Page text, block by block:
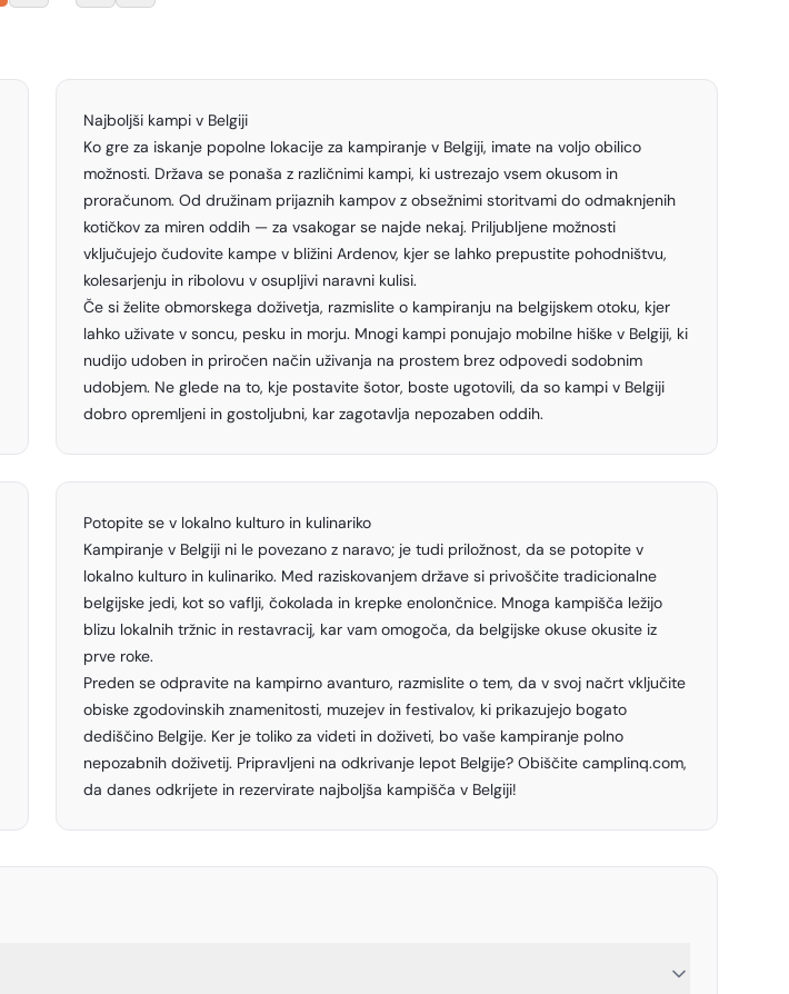
Najboljši kampi v Belgiji
Ko gre za iskanje popolne lokacije za kampiranje v Belgiji, imate na voljo obilico
možnosti. Država se ponaša z različnimi kampi, ki ustrezajo vsem okusom in
proračunom. Od družinam prijaznih kampov z obsežnimi storitvami do odmaknjenih
kotičkov za miren oddih — za vsakogar se najde nekaj. Priljubljene možnosti
vključujejo čudovite kampe v bližini Ardenov, kjer se lahko prepustite pohodništvu,
kolesarjenju in ribolovu v osupljivi naravni kulisi.
Če si želite obmorskega doživetja, razmislite o kampiranju na belgijskem otoku, kjer
lahko uživate v soncu, pesku in morju. Mnogi kampi ponujajo mobilne hiške v Belgiji, ki
nudijo udoben in priročen način uživanja na prostem brez odpovedi sodobnim
udobjem. Ne glede na to, kje postavite šotor, boste ugotovili, da so kampi v Belgiji
dobro opremljeni in gostoljubni, kar zagotavlja nepozaben oddih.
Potopite se v lokalno kulturo in kulinariko
Kampiranje v Belgiji ni le povezano z naravo; je tudi priložnost, da se potopite v
lokalno kulturo in kulinariko. Med raziskovanjem države si privoščite tradicionalne
belgijske jedi, kot so vaflji, čokolada in krepke enolončnice. Mnoga kampišča ležijo
blizu lokalnih tržnic in restavracij, kar vam omogoča, da belgijske okuse okusite iz
prve roke.
Preden se odpravite na kampirno avanturo, razmislite o tem, da v svoj načrt vključite
obiske zgodovinskih znamenitosti, muzejev in festivalov, ki prikazujejo bogato
dediščino Belgije. Ker je toliko za videti in doživeti, bo vaše kampiranje polno
nepozabnih doživetij. Pripravljeni na odkrivanje lepot Belgije? Obiščite camplinq.com,
da danes odkrijete in rezervirate najboljša kampišča v Belgiji!